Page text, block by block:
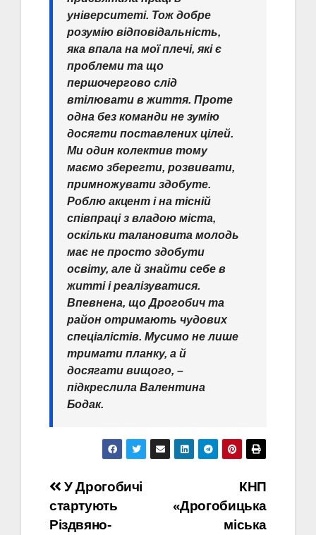
університеті. Тож добре
розумію відповідальність,
яка впала на мої плечі, які є
проблеми та що
першочергово слід
втілювати в життя. Проте
одна без команди не зумію
досягти поставлених цілей.
Ми один колектив тому
маємо зберегти, розвивати,
примножувати здобуте.
Роблю акцент і на тісній
співпраці з владою міста,
оскільки талановита молодь
має не просто здобути
освіту, але й знайти себе в
житті і реалізуватися.
Впевнена, що Дрогобич та
район отримають чудових
спеціалістів. Мусимо не лише
тримати планку, а й
досягати вищого, –
підкреслила Валентина
Бодак.
Навігація
записів
КНП
«Дрогобицька
міська
У Дрогобичі
стартують
Різдвяно-